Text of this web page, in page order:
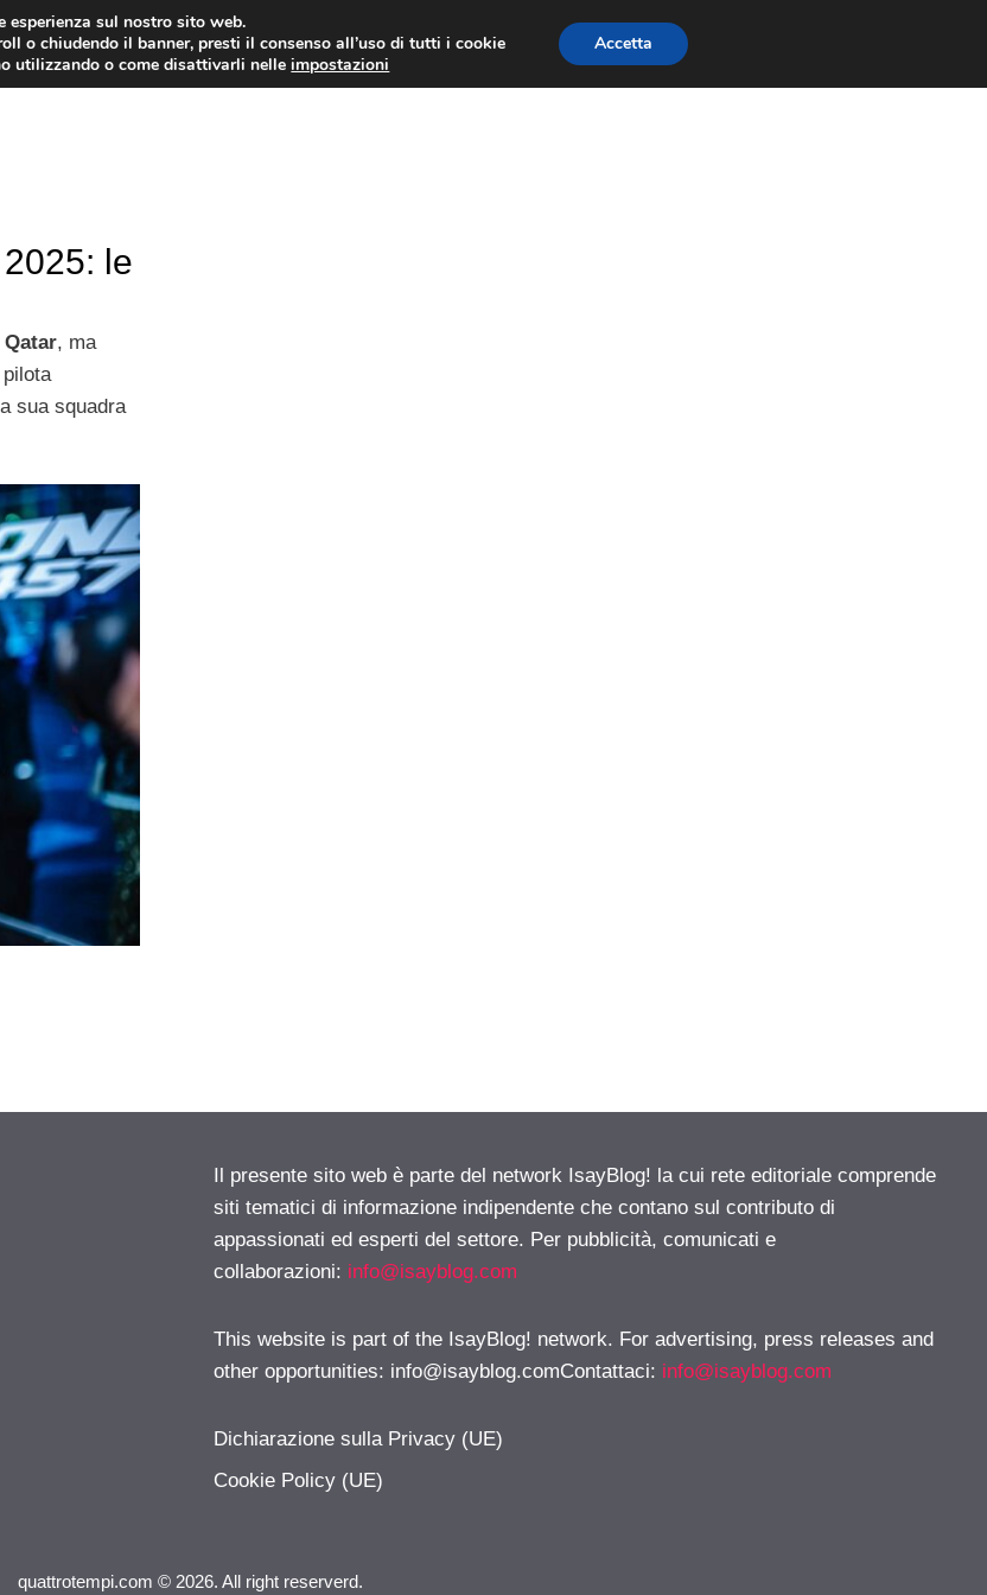
MOTO NEWS ACCESSORI MOTO MOTO GP
le
, ma
sua squadra
Il presente sito web è parte del network IsayBlog! la cui rete editoriale comprende
siti tematici di informazione indipendente che contano sul contributo di
appassionati ed esperti del settore. Per pubblicità, comunicati e
collaborazioni: info@isayblog.com
This website is part of the IsayBlog! network. For advertising, press releases and
other opportunities: info@isayblog.comContattaci: info@isayblog.com
Dichiarazione sulla Privacy (UE)
Cookie Policy (UE)
quattrotempi.com © 2026. All right reserverd.
sul nostro sito web.
o chiudendo il banner, presti il consenso all’uso di tutti i cookie
utilizzando o come disattivarli nelleimpostazioni
Accetta